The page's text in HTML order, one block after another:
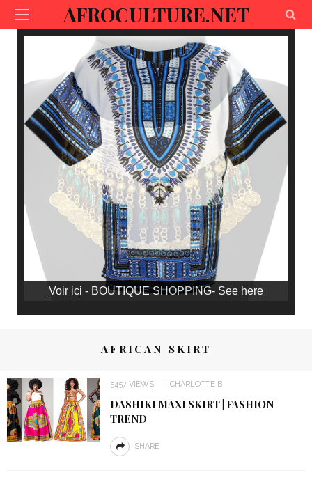
AFROCULTURE.NET
Voir ici - BOUTIQUE SHOPPING- See here
AFRICAN SKIRT
5457 VIEWS CHARLOTTE B
DASHIKI MAXI SKIRT | FASHION
TREND
SHARE